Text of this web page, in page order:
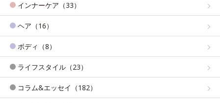
インナーケア（33）
ヘア（16）
ボディ（8）
ライフスタイル（23）
コラム&エッセイ（182）